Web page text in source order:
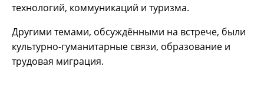
технологий, коммуникаций и туризма.
Другими темами, обсуждёнными на встрече, были
культурно-гуманитарные связи, образование и
трудовая миграция.